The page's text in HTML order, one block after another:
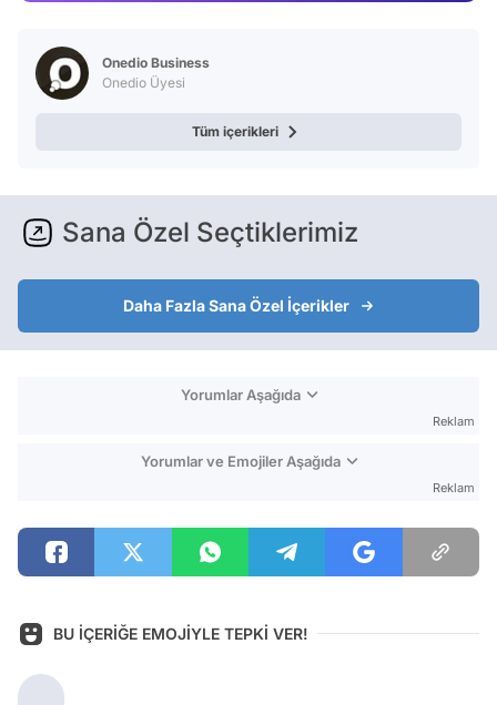
Onedio Business
Onedio Üyesi
Tüm içerikleri
Sana Özel Seçtiklerimiz
Daha Fazla Sana Özel İçerikler
Yorumlar Aşağıda
Reklam
Yorumlar ve Emojiler Aşağıda
Reklam
BU İÇERİĞE EMOJİYLE TEPKİ VER!